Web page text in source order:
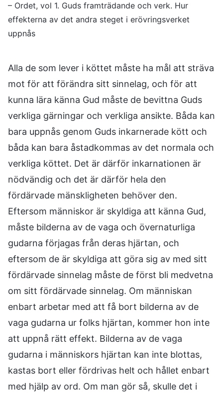
– Ordet, vol 1. Guds framträdande och verk. Hur
effekterna av det andra steget i erövringsverket
uppnås
Alla de som lever i köttet måste ha mål att sträva
mot för att förändra sitt sinnelag, och för att
kunna lära känna Gud måste de bevittna Guds
verkliga gärningar och verkliga ansikte. Båda kan
bara uppnås genom Guds inkarnerade kött och
båda kan bara åstadkommas av det normala och
verkliga köttet. Det är därför inkarnationen är
nödvändig och det är därför hela den
fördärvade mänskligheten behöver den.
Eftersom människor är skyldiga att känna Gud,
måste bilderna av de vaga och övernaturliga
gudarna förjagas från deras hjärtan, och
eftersom de är skyldiga att göra sig av med sitt
fördärvade sinnelag måste de först bli medvetna
om sitt fördärvade sinnelag. Om människan
enbart arbetar med att få bort bilderna av de
vaga gudarna ur folks hjärtan, kommer hon inte
att uppnå rätt effekt. Bilderna av de vaga
gudarna i människors hjärtan kan inte blottas,
kastas bort eller fördrivas helt och hållet enbart
med hjälp av ord. Om man gör så, skulle det i